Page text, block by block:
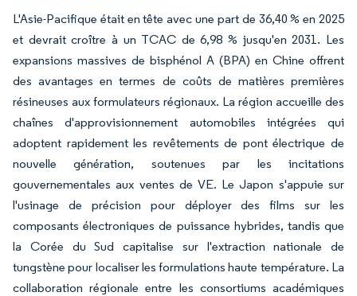
L'Asie-Pacifique était en tête avec une part de 36,40 % en 2025
et devrait croître à un TCAC de 6,98 % jusqu'en 2031. Les
expansions massives de bisphénol A (BPA) en Chine offrent
des avantages en termes de coûts de matières premières
résineuses aux formulateurs régionaux. La région accueille des
chaînes d'approvisionnement automobiles intégrées qui
adoptent rapidement les revêtements de pont électrique de
nouvelle génération, soutenues par les incitations
gouvernementales aux ventes de VE. Le Japon s'appuie sur
l'usinage de précision pour déployer des films sur les
composants électroniques de puissance hybrides, tandis que
la Corée du Sud capitalise sur l'extraction nationale de
tungstène pour localiser les formulations haute température. La
collaboration régionale entre les consortiums académiques